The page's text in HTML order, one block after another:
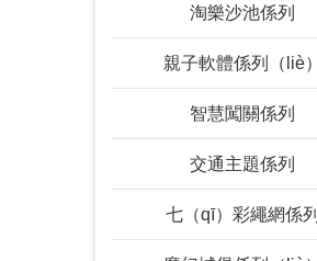
淘樂沙池係列
親子軟體係列（liè）
智慧闖關係列
交通主題係列
七（qī）彩繩網係列